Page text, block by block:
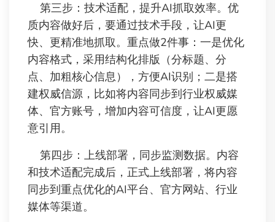
第三步：技术适配，提升AI抓取效率。优
质内容做好后，要通过技术手段，让AI更
快、更精准地抓取。重点做2件事：一是优化
内容格式，采用结构化排版（分标题、分
点、加粗核心信息），方便AI识别；二是搭
建权威信源，比如将内容同步到行业权威媒
体、官方账号，增加内容可信度，让AI更愿
意引用。
第四步：上线部署，同步监测数据。内容
和技术适配完成后，正式上线部署，将内容
同步到重点优化的AI平台、官方网站、行业
媒体等渠道。